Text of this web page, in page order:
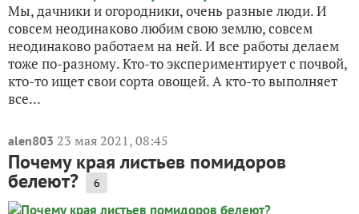
Мы, дачники и огородники, очень разные люди. И
совсем неодинаково любим свою землю, совсем
неодинаково работаем на ней. И все работы делаем
тоже по-разному. Кто-то экспериментирует с почвой,
кто-то ищет свои сорта овощей. А кто-то выполняет
все...
alen803 23 мая 2021, 08:45
Почему края листьев помидоров
белеют? 6